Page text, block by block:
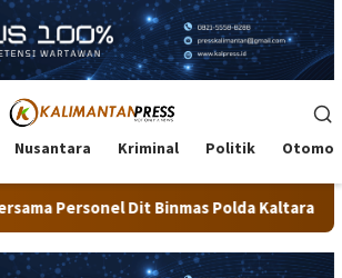
Nusantara Kriminal Politik
Polda Kaltara Salurkan Beras SPHP